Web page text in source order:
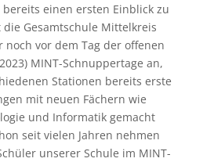
einen ersten Einblick zu
Gesamtschule Mittelkreis
noch vor dem Tag der offenen
MINT-Schnuppertage an,
Stationen bereits erste
mit neuen Fächern wie
und Informatik gemacht
seit vielen Jahren nehmen
unserer Schule im MINT-